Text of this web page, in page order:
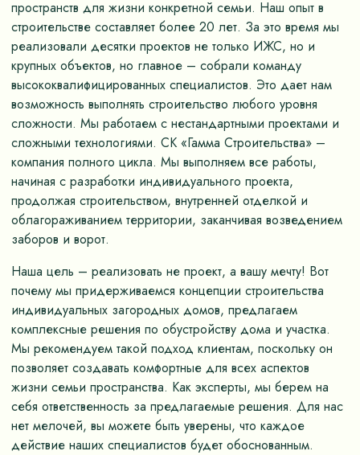
пространств для жизни конкретной семьи. Наш опыт в
строительстве составляет более 20 лет. За это время мы
реализовали десятки проектов не только ИЖС, но и
крупных объектов, но главное – собрали команду
высококвалифицированных специалистов. Это дает нам
возможность выполнять строительство любого уровня
сложности. Мы работаем с нестандартными проектами и
сложными технологиями. СК «Гамма Строительства» –
компания полного цикла. Мы выполняем все работы,
начиная с разработки индивидуального проекта,
продолжая строительством, внутренней отделкой и
облагораживанием территории, заканчивая возведением
заборов и ворот.
Наша цель – реализовать не проект, а вашу мечту! Вот
почему мы придерживаемся концепции строительства
индивидуальных загородных домов, предлагаем
комплексные решения по обустройству дома и участка.
Мы рекомендуем такой подход клиентам, поскольку он
позволяет создавать комфортные для всех аспектов
жизни семьи пространства. Как эксперты, мы берем на
себя ответственность за предлагаемые решения. Для нас
нет мелочей, вы можете быть уверены, что каждое
действие наших специалистов будет обоснованным.